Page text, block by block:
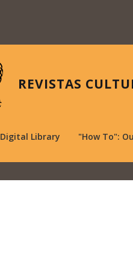
REVISTAS
Digital Library "How To":